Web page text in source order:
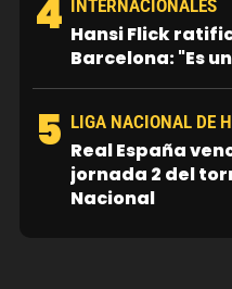
4 INTERNACIONALES
Hansi Flick
Barcelona: "Es
5 LIGA NACIONAL DE
Real España
jornada 2 del
Nacional